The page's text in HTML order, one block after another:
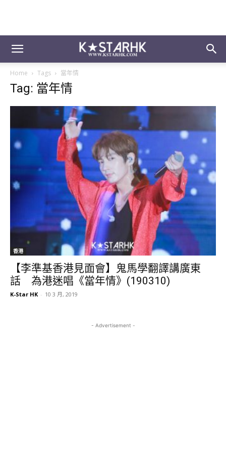
Home Tags 當年情
Tag: 當年情
香港
【李準基香港見面會】鬼馬學翻譯講廣東
話 為港迷唱《當年情》(190310)
K-Star HK - 10 3 月, 2019
- Advertisement -